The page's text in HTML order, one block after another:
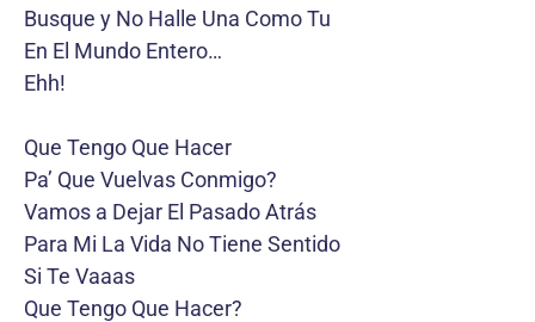
Busque y No Halle Una Como Tu
En El Mundo Entero…
Ehh!
Que Tengo Que Hacer
Pa’ Que Vuelvas Conmigo?
Vamos a Dejar El Pasado Atrás
Para Mi La Vida No Tiene Sentido
Si Te Vaaas
Que Tengo Que Hacer?